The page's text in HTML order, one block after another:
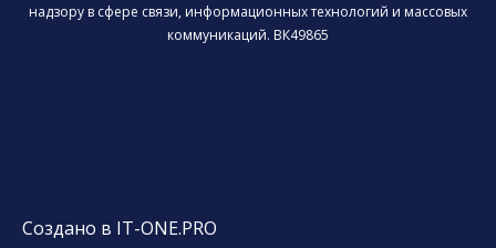
надзору в сфере связи, информационных технологий и массовых
коммуникаций. ВК49865
Создано в IT-ONE.PRO